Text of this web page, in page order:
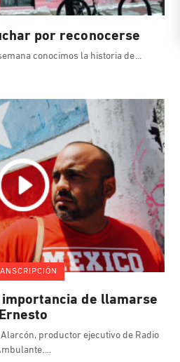
por reconocerse
conocimos la historia de
de llamarse
Ernesto
productor ejecutivo de Radio